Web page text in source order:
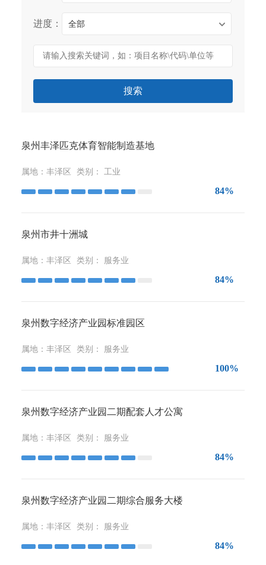
进度： 全部
搜索
泉州丰泽匹克体育智能制造基地
属地： 丰泽区 类别： 工业
84%
泉州市井十洲城
属地： 丰泽区 类别： 服务业
84%
泉州数字经济产业园标准园区
属地： 丰泽区 类别： 服务业
100%
泉州数字经济产业园二期配套人才公寓
属地： 丰泽区 类别： 服务业
84%
泉州数字经济产业园二期综合服务大楼
属地： 丰泽区 类别： 服务业
84%